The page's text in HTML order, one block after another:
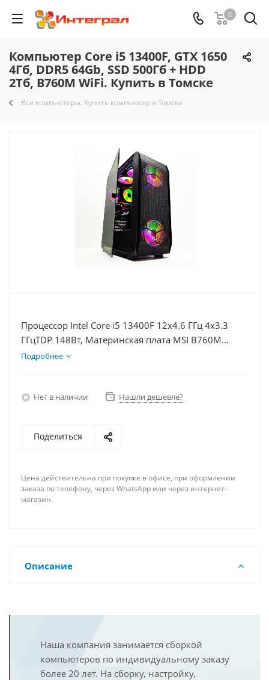
0
Компьютер Core i5 13400F, GTX 1650
4Гб, DDR5 64Gb, SSD 500Гб + HDD
2Тб, B760M WiFi. Купить в Томске
Все компьютеры. Купить компьютер в Томске
Процессор Intel Core i5 13400F 12x4.6 ГГц 4x3.3
ГГцTDP 148Вт, Материнская плата MSI B760M
BOMBER WIFI D5, Видеокарта GTX 1650 4Гб,
Подробнее
Нет в наличии Нашли дешевле?
Поделиться
Цена действительна при покупке в офисе, при оформлении
заказа по телефону, через WhatsApp или через интернет-
магазин.
Описание
Наша компания занимается сборкой
компьютеров по индивидуальному заказу
более 20 лет. На сборку, настройку,